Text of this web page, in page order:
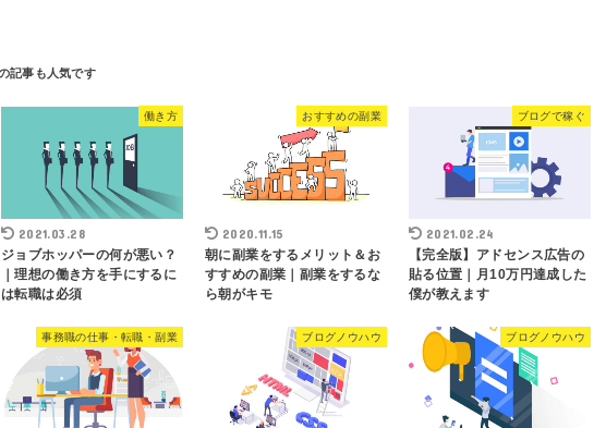
働き方
2021.03.28
ジョブホッパーの何が悪い？
｜理想の働き方を手にするに
は転職は必須
おすすめの副業
2020.11.15
朝に副業をするメリット＆お
すすめの副業｜副業をするな
ら朝がキモ
ブログで稼ぐ
2021.02.24
【完全版】アドセンス広告の
貼る位置｜月10万円達成した
僕が教えます
事務職の仕事・転職・副業 ブログノウハウ ブログノウハウ